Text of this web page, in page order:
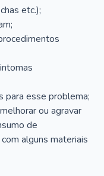
etc.);
esse problema;
ou agravar
de
alguns materiais